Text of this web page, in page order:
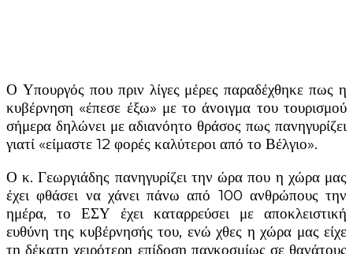
Ο Υπουργός που πριν λίγες μέρες παραδέχθηκε πως η
κυβέρνηση «έπεσε έξω» με το άνοιγμα του τουρισμού
σήμερα δηλώνει με αδιανόητο θράσος πως πανηγυρίζει
γιατί «είμαστε 12 φορές καλύτεροι από το Βέλγιο».
Ο κ. Γεωργιάδης πανηγυρίζει την ώρα που η χώρα μας
έχει φθάσει να χάνει πάνω από 100 ανθρώπους την
ημέρα, το ΕΣΥ έχει καταρρεύσει με αποκλειστική
ευθύνη της κυβέρνησής του, ενώ χθες η χώρα μας είχε
τη δέκατη χειρότερη επίδοση παγκοσμίως σε θανάτους